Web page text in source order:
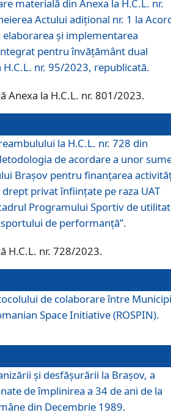
materială din Anexa la H.C.L. nr.
Actului adițional nr. 1 la
și implementarea
pentru învățământ dual
nr. 95/2023, republicată.
Anexa la H.C.L. nr. 801/2023.
la H.C.L. nr. 728 din
de acordare a unor
Brașov pentru finanțarea
privat înființate pe raza UAT
Programului Sportiv de
de performanță”.
H.C.L. nr. 728/2023.
de colaborare între
Space Initiative (ROSPIN).
şi desfăşurării la Braşov, a
de împlinirea a 34 de ani de la
din Decembrie 1989.